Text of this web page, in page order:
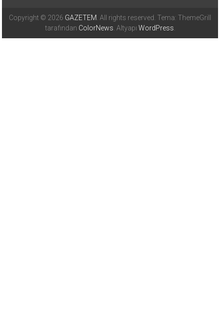
Copyright © 2026 GAZETEM. All rights reserved. Tema: ThemeGrill
tarafından ColorNews. Altyapı WordPress.